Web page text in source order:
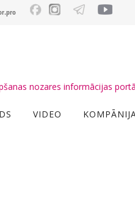
nozares informācijas
VIDEO